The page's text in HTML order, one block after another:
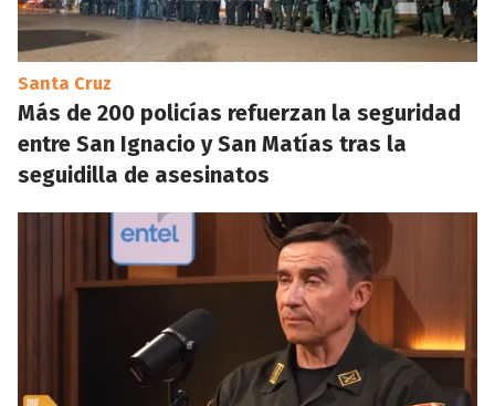
Santa Cruz
Más de 200 policías refuerzan la seguridad
entre San Ignacio y San Matías tras la
seguidilla de asesinatos